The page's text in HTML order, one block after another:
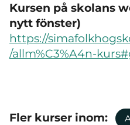
Kursen på skolans
nytt fönster)
https://
/allm%C3%A4n-
Fler kurser inom: